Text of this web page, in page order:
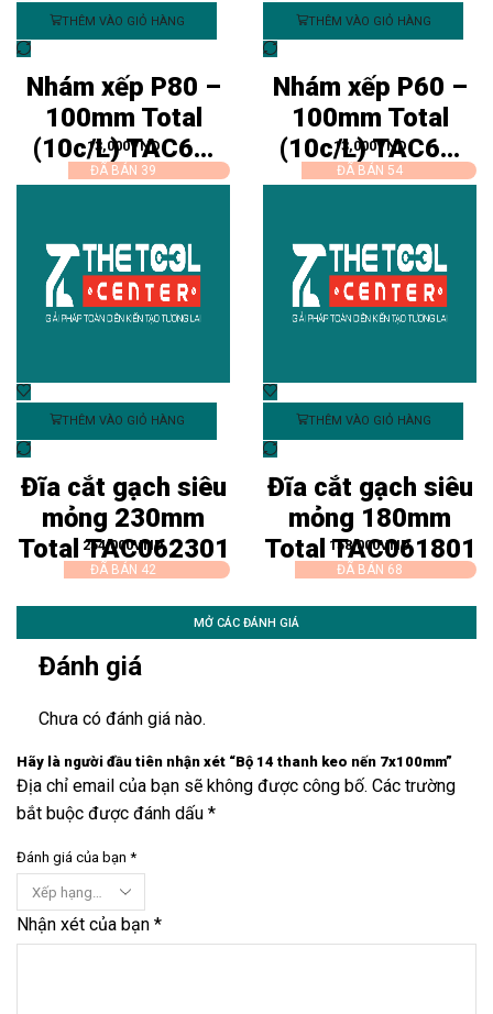
THÊM VÀO GIỎ HÀNG
Nhám xếp P80 –
100mm Total
(10c/L) TAC6...
13,000VND
ĐÃ BÁN 39
THÊM VÀO GIỎ HÀNG
Nhám xếp P60 –
100mm Total
(10c/L) TAC6...
13,000VND
ĐÃ BÁN 54
THÊM VÀO GIỎ HÀNG
Đĩa cắt gạch siêu
mỏng 230mm
Total TAC062301
254,000VND
ĐÃ BÁN 42
THÊM VÀO GIỎ HÀNG
Đĩa cắt gạch siêu
mỏng 180mm
Total TAC061801
158,000VND
ĐÃ BÁN 68
MỞ CÁC ĐÁNH GIÁ
Đánh giá
Chưa có đánh giá nào.
Hãy là người đầu tiên nhận xét “Bộ 14 thanh keo nến 7x100mm”
Địa chỉ email của bạn sẽ không được công bố. Các trường
bắt buộc được đánh dấu *
Đánh giá của bạn *
Nhận xét của bạn *